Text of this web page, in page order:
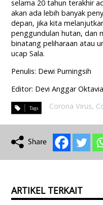
selama 20 tahun terakhir
akan ada lebih banyak
depan, jika kita
penggundulan hutan, dan
binatang peliharaan atau
ucap Sala.
Penulis: Dewi Purningsih
Editor: Devi Anggar
Corona Virus,
ARTIKEL TERKAIT